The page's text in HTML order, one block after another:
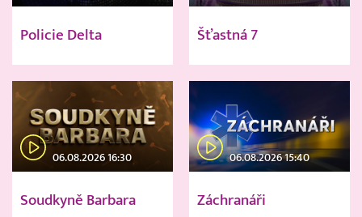
Policie Delta Šťastná 7
06.08.2026 16:30
Soudkyně Barbara
06.08.2026 15:40
Záchranáři